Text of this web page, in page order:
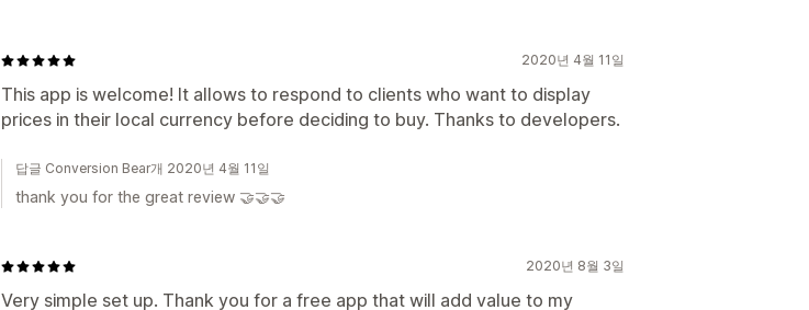
2020년 4월 11일
This app is welcome! It allows to respond to clients who want to display
prices in their local currency before deciding to buy. Thanks to developers.
답글 Conversion Bear개 2020년 4월 11일
thank you for the great review 🤝🤝🤝
2020년 8월 3일
Very simple set up. Thank you for a free app that will add value to my